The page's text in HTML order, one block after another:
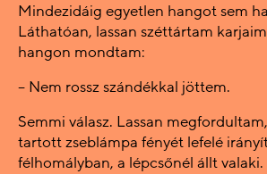
Mindezidáig egyetlen hangot sem
Láthatóan, lassan széttártam
hangon mondtam:
– Nem rossz szándékkal jöttem.
Semmi válasz. Lassan
tartott zseblámpa fényét lefelé
félhomályban, a lépcsőnél állt valaki.